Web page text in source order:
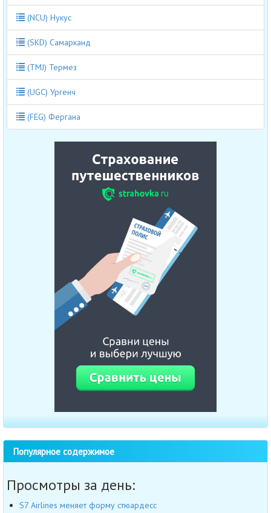
(NCU) Нукус
(SKD) Самарканд
(TMJ) Термез
(UGC) Ургенч
(FEG) Фергана
Популярное содержимое
Просмотры за день:
S7 Airlines меняет форму стюардесс